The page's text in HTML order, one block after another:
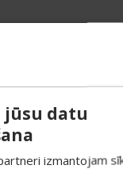
datu
izmantojam